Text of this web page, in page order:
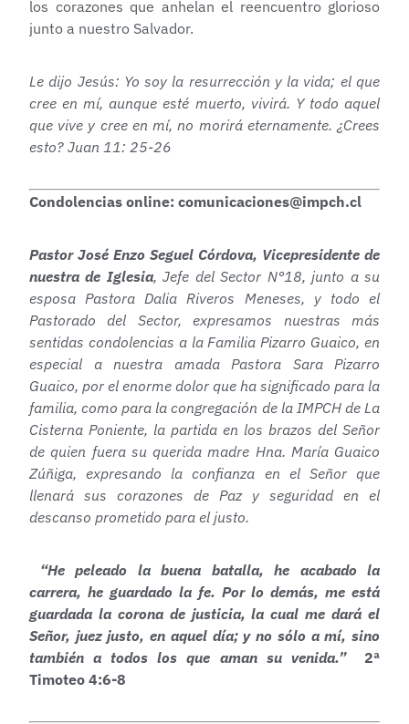
los corazones que anhelan el reencuentro glorioso
junto a nuestro Salvador.
Le dijo Jesús: Yo soy la resurrección y la vida; el que
cree en mí, aunque esté muerto, vivirá. Y todo aquel
que vive y cree en mí, no morirá eternamente. ¿Crees
esto? Juan 11: 25-26
Condolencias online: comunicaciones@impch.cl
Pastor José Enzo Seguel Córdova, Vicepresidente de
nuestra de Iglesia, Jefe del Sector N°18, junto a su
esposa Pastora Dalia Riveros Meneses, y todo el
Pastorado del Sector, expresamos nuestras más
sentidas condolencias a la Familia Pizarro Guaico, en
especial a nuestra amada Pastora Sara Pizarro
Guaico, por el enorme dolor que ha significado para la
familia, como para la congregación de la IMPCH de La
Cisterna Poniente, la partida en los brazos del Señor
de quien fuera su querida madre Hna. María Guaico
Zúñiga, expresando la confianza en el Señor que
llenará sus corazones de Paz y seguridad en el
descanso prometido para el justo.
“He peleado la buena batalla, he acabado la
carrera, he guardado la fe. Por lo demás, me está
guardada la corona de justicia, la cual me dará el
Señor, juez justo, en aquel día; y no sólo a mí, sino
también a todos los que aman su venida.”2ª
Timoteo 4:6-8